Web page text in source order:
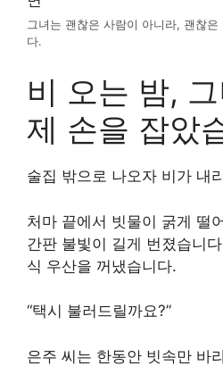
그녀는 괜찮은 사람이 아니라, 괜찮
다.
비 오는 밤,
제 손을 잡았
술집 밖으로 나오자 비가 내
처마 끝에서 빗물이 굵게 떨
간판 불빛이 길게 번졌습니
식 우산을 꺼냈습니다.
“택시 불러드릴까요?”
은주 씨는 한동안 빗속만 바